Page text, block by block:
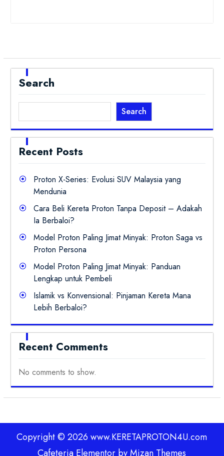
Search
Search
Recent Posts
Proton X-Series: Evolusi SUV Malaysia yang
Mendunia
Cara Beli Kereta Proton Tanpa Deposit – Adakah
Ia Berbaloi?
Model Proton Paling Jimat Minyak: Proton Saga vs
Proton Persona
Model Proton Paling Jimat Minyak: Panduan
Lengkap untuk Pembeli
Islamik vs Konvensional: Pinjaman Kereta Mana
Lebih Berbaloi?
Recent Comments
No comments to show.
Copyright © 2026 www.KERETAPROTON4U.com
Cafeteria Elementor byMizan Themes